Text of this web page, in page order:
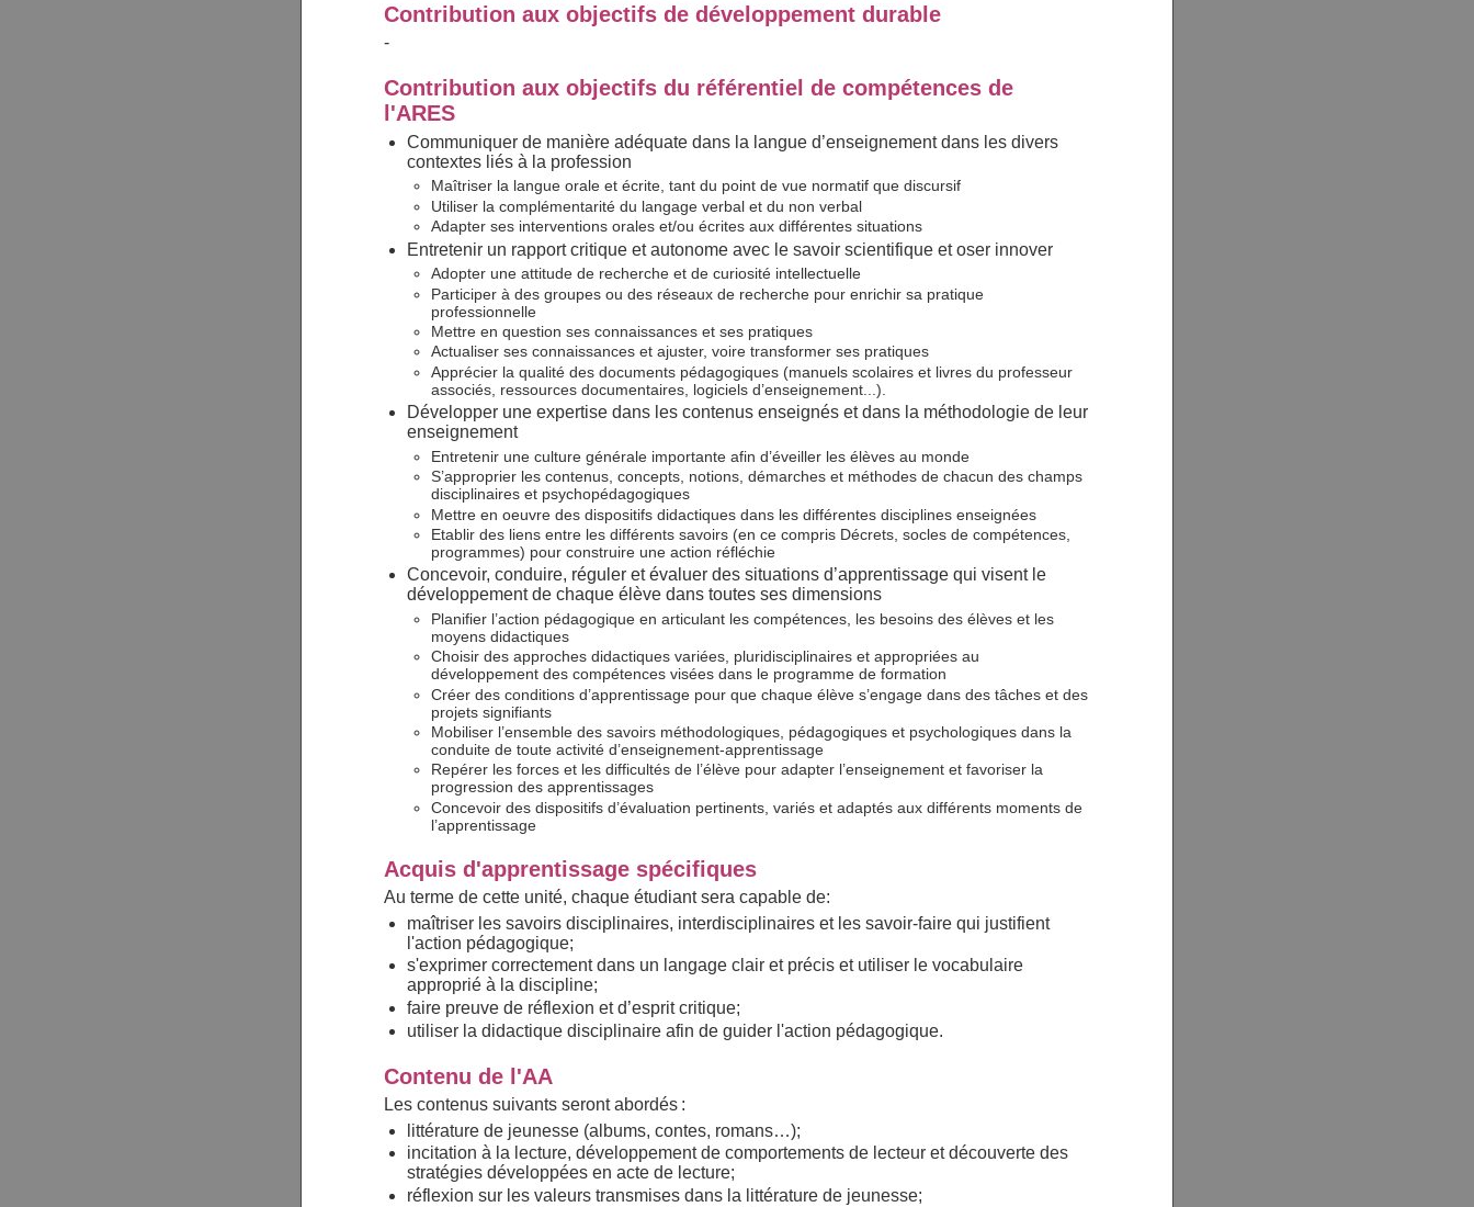
Contribution aux objectifs de développement durable
-
Contribution aux objectifs du référentiel de compétences de
l'ARES
Communiquer de manière adéquate dans la langue d’enseignement dans les divers
contextes liés à la profession
Maîtriser la langue orale et écrite, tant du point de vue normatif que discursif
Utiliser la complémentarité du langage verbal et du non verbal
Adapter ses interventions orales et/ou écrites aux différentes situations
Entretenir un rapport critique et autonome avec le savoir scientifique et oser innover
Adopter une attitude de recherche et de curiosité intellectuelle
Participer à des groupes ou des réseaux de recherche pour enrichir sa pratique
professionnelle
Mettre en question ses connaissances et ses pratiques
Actualiser ses connaissances et ajuster, voire transformer ses pratiques
Apprécier la qualité des documents pédagogiques (manuels scolaires et livres du professeur
associés, ressources documentaires, logiciels d’enseignement...).
Développer une expertise dans les contenus enseignés et dans la méthodologie de leur
enseignement
Entretenir une culture générale importante afin d’éveiller les élèves au monde
S’approprier les contenus, concepts, notions, démarches et méthodes de chacun des champs
disciplinaires et psychopédagogiques
Mettre en oeuvre des dispositifs didactiques dans les différentes disciplines enseignées
Etablir des liens entre les différents savoirs (en ce compris Décrets, socles de compétences,
programmes) pour construire une action réfléchie
Concevoir, conduire, réguler et évaluer des situations d’apprentissage qui visent le
développement de chaque élève dans toutes ses dimensions
Planifier l’action pédagogique en articulant les compétences, les besoins des élèves et les
moyens didactiques
Choisir des approches didactiques variées, pluridisciplinaires et appropriées au
développement des compétences visées dans le programme de formation
Créer des conditions d’apprentissage pour que chaque élève s’engage dans des tâches et des
projets signifiants
Mobiliser l’ensemble des savoirs méthodologiques, pédagogiques et psychologiques dans la
conduite de toute activité d’enseignement-apprentissage
Repérer les forces et les difficultés de l’élève pour adapter l’enseignement et favoriser la
progression des apprentissages
Concevoir des dispositifs d’évaluation pertinents, variés et adaptés aux différents moments de
l’apprentissage
Acquis d'apprentissage spécifiques
Au terme de cette unité, chaque étudiant sera capable de:
maîtriser les savoirs disciplinaires, interdisciplinaires et les savoir-faire qui justifient
l'action pédagogique;
s'exprimer correctement dans un langage clair et précis et utiliser le vocabulaire
approprié à la discipline;
faire preuve de réflexion et d’esprit critique;
utiliser la didactique disciplinaire afin de guider l'action pédagogique.
Contenu de l'AA
Les contenus suivants seront abordés :
littérature de jeunesse (albums, contes, romans…);
incitation à la lecture, développement de comportements de lecteur et découverte des
stratégies développées en acte de lecture;
réflexion sur les valeurs transmises dans la littérature de jeunesse;